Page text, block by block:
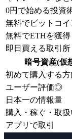
0円で始める投資
無料でビットコイ
無料でETHを獲得
即日買える取引所
暗号資産(仮
初めて購入する方
ユーザー評価◎
日本一の情報量
購入・稼ぐ・取扱
アプリで取引